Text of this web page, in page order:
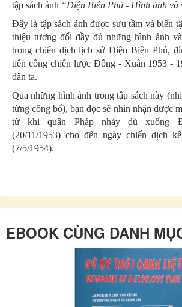
tập sách ảnh “Điện Biên Phủ - Hình ảnh và
Đây là tập sách ảnh được sưu tầm và biến
thiệu tương đối đầy đủ những hình ảnh
trong chiến dịch lịch sử Điện Biên Phủ,
tiến công chiến lược Đông - Xuân 1953 -
dân ta.
Qua những hình ảnh trong tập sách này
từng công bố), bạn đọc sẽ nhìn nhận được
từ khi quân Pháp nhảy dù xuống
(20/11/1953) cho đến ngày chiến dịch
(7/5/1954).
danh dự Hội Cựu chiến binh Việt Nam ghi
Xin trân trọng giới thiệu cùng bạn đọc.
BÁO CỰU
NHÀ XUẤT BẢN TỔNG HỢP THÀNH
EBOOK CÙNG DANH